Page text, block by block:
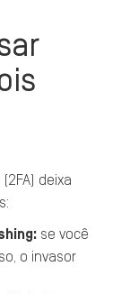
deixa
se você
o invasor